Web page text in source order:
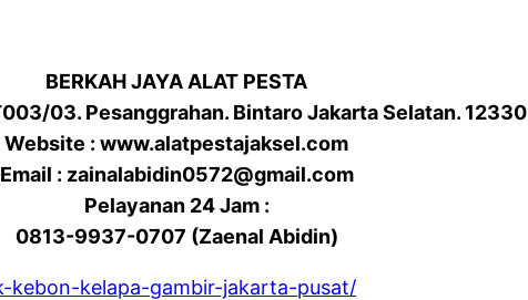
BERKAH JAYA ALAT PESTA
03. Pesanggrahan. Bintaro Jakarta Selatan. 12330
Website : www.alatpestajaksel.com
Email : zainalabidin0572@gmail.com
Pelayanan 24 Jam :
0813-9937-0707 (Zaenal Abidin)
kebon-kelapa-gambir-jakarta-pusat/